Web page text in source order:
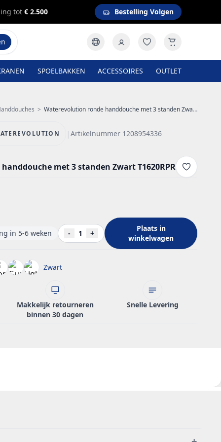
tot € 2.500 Bestelling Volgen
SPOELBAKKEN ACCESSOIRES OUTLET
> Waterevolution ronde handdouche met 3 standen Zwart T1620RPR
|Artikelnummer 1208954336
met 3 standen Zwart T1620RPR
in 5-6 weken - 1 +
Plaats in
winkelwagen
Zwart
Makkelijk retourneren
binnen 30 dagen
Snelle Levering